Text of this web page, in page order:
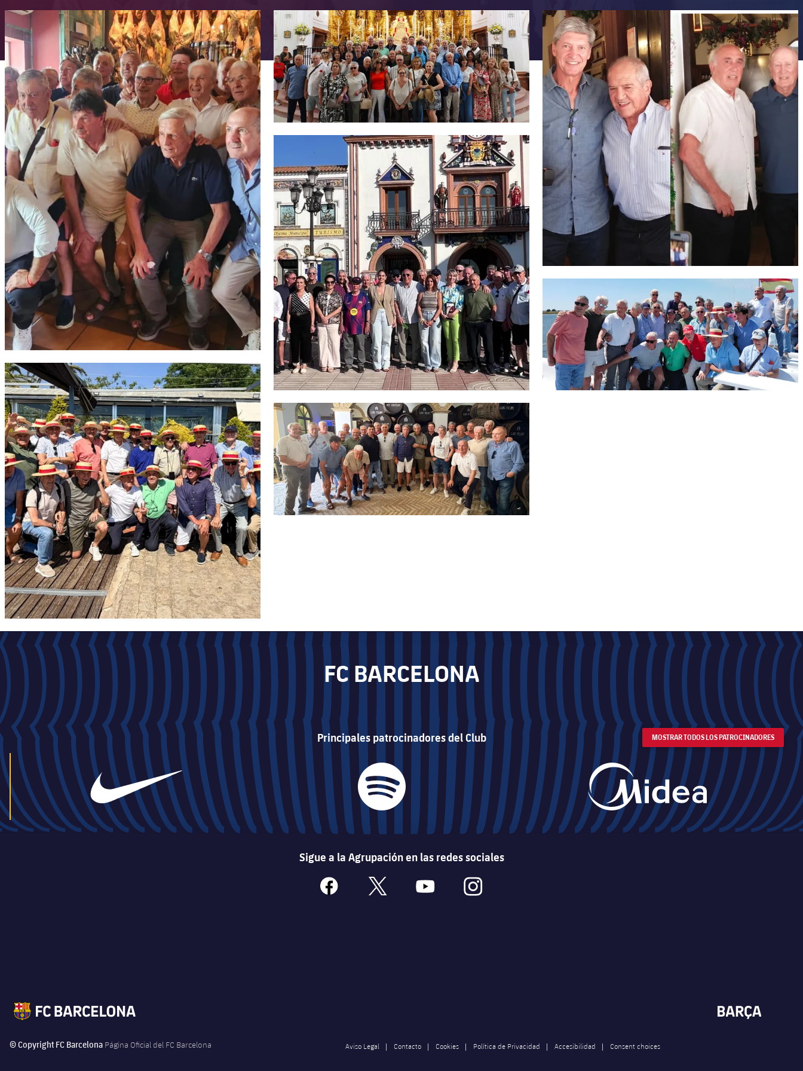
FC Barcelona club badge
FC Barcelona club badge
FC Barcelona club badge
FC Barcelona club badge
FC Barcelona club badge
FC Barcelona club badge
FC BARCELONA
Principales patrocinadores del Club MOSTRAR TODOS LOS PATROCINADORES
Sigue a la Agrupación en las redes sociales
facebook x youtube instagram
© Copyright FC Barcelona Página Oficial del FC Barcelona Aviso Legal Contacto Cookies Política de Privacidad Accesibilidad Consent choices